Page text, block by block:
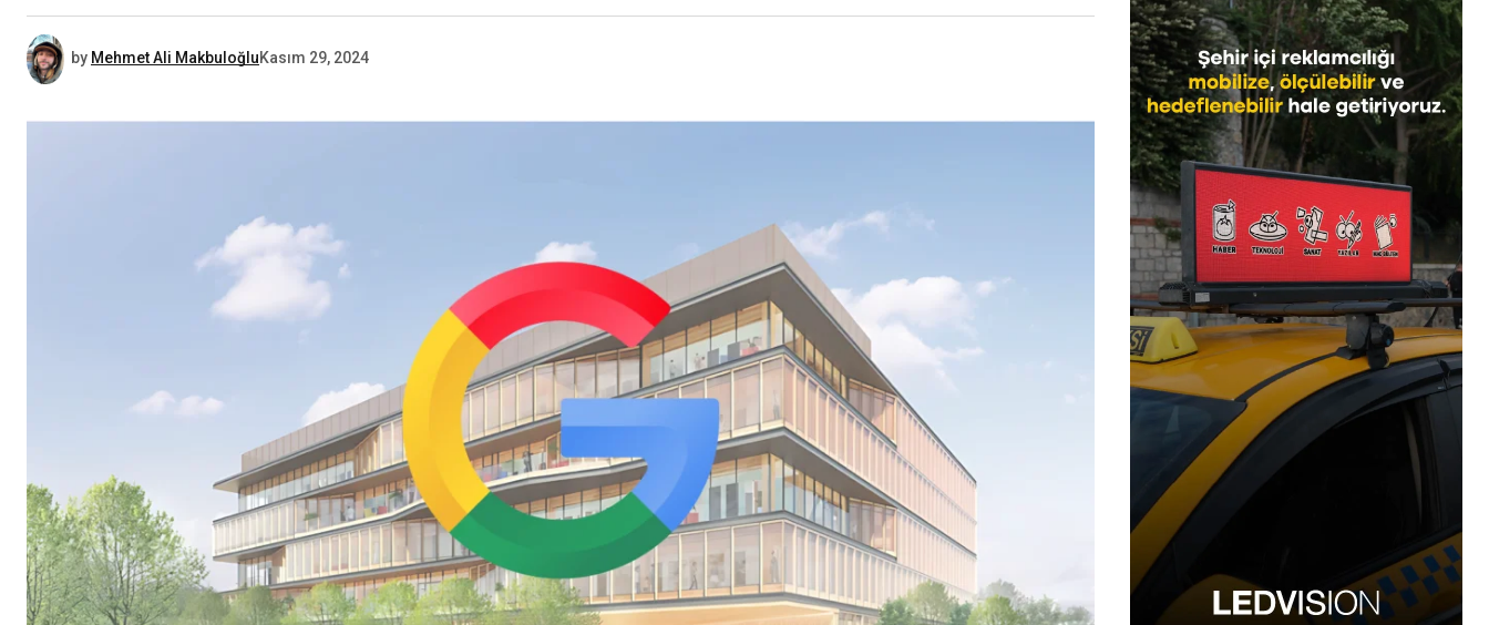
by Mehmet Ali MakbuloğluKasım 29, 2024